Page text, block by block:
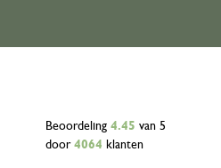
Beoordeling 4.45 van 5
door 4064 klanten